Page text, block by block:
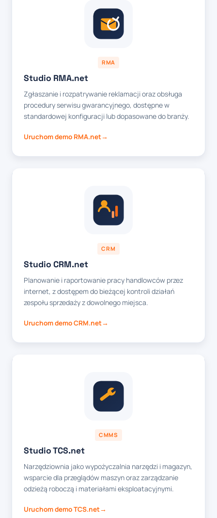
RMA
Studio RMA.net
Zgłaszanie i rozpatrywanie reklamacji oraz obsługa
procedury serwisu gwarancyjnego, dostępne w
standardowej konfiguracji lub dopasowane do branży.
Uruchom demo RMA.net
CRM
Studio CRM.net
Planowanie i raportowanie pracy handlowców przez
internet, z dostępem do bieżącej kontroli działań
zespołu sprzedaży z dowolnego miejsca.
Uruchom demo CRM.net
CMMS
Studio TCS.net
Narzędziownia jako wypożyczalnia narzędzi i magazyn,
wsparcie dla przeglądów maszyn oraz zarządzanie
odzieżą roboczą i materiałami eksploatacyjnymi.
Uruchom demo TCS.net